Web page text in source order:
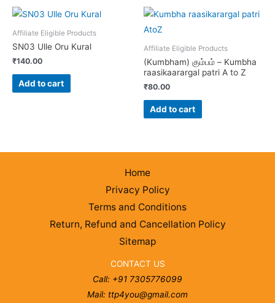
Affiliate Eligible Products
SN03 Ulle Oru Kural
₹140.00
Add to cart
Affiliate Eligible Products
(Kumbham) கும்பம் – Kumbha
raasikaarargal patri A to Z
₹80.00
Add to cart
Home
Privacy Policy
Terms and Conditions
Return, Refund and Cancellation Policy
Sitemap
CONTACT US
Call: +91 7305776099
Mail: ttp4you@gmail.com